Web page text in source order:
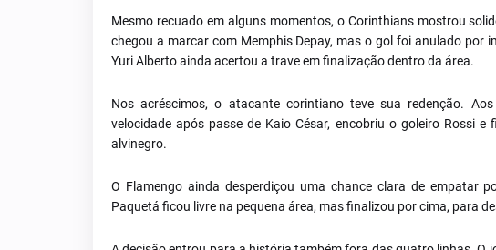
Mesmo recuado em alguns momentos, o Corinthians mostrou
chegou a marcar com Memphis Depay, mas o gol foi anulado por
Yuri Alberto ainda acertou a trave em finalização dentro da área.
Nos acréscimos, o atacante corintiano teve sua redenção.
velocidade após passe de Kaio César, encobriu o goleiro Rossi
alvinegro.
O Flamengo ainda desperdiçou uma chance clara de empatar
Paquetá ficou livre na pequena área, mas finalizou por cima, para